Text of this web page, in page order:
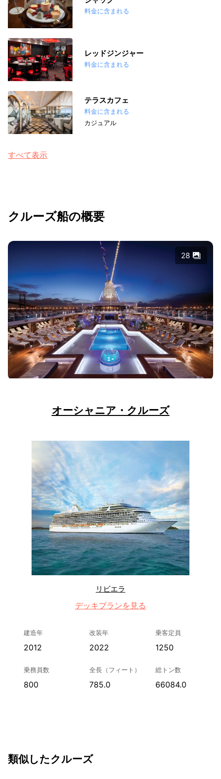
料金に含まれる
レッドジンジャー
料金に含まれる
テラスカフェ
料金に含まれる
カジュアル
すべて表示
クルーズ船の概要
28
オーシャニア・クルーズ
リビエラ
デッキプランを見る
建造年
2012
改装年
2022
乗客定員
1250
乗務員数
800
全長（フィート）
785.0
総トン数
66084.0
類似したクルーズ